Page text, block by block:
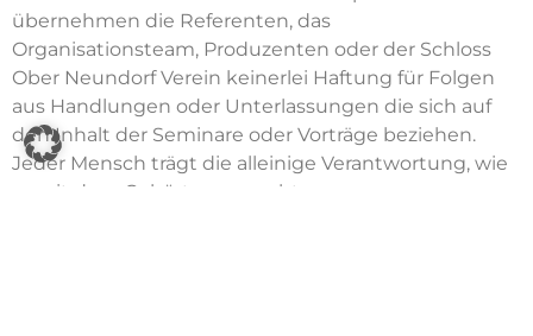
übernehmen die Referenten, das
Organisationsteam, Produzenten oder der Schloss
Ober Neundorf Verein keinerlei Haftung für Folgen
aus Handlungen oder Unter­lassungen die sich auf
den Inhalt der Seminare oder Vorträge beziehen.
Jeder Mensch trägt die alleinige Verantwortung, wie
er mit dem Gehörten umgeht.